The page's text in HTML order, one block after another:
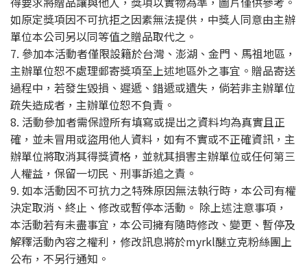
如原定獎項因不可抗拒之因素無法提供，中獎人同意由主辦
單位本公司另以同等值之贈品取代之。
7. 參加本活動者僅限設籍於台灣、澎湖、金門、馬祖地區，
主辦單位恕不處理郵寄獎項至上述地區外之事宜。贈品寄送
過程中，若發生毀損、遲遞、錯遞或遺失，倘若非主辦單位
疏失造成者，主辦單位恕不負責。
8. 活動參加者需保證所有填寫或提出之資料均為真實且正
確，並未冒用或盜用他人資料，如有不實或不正確資訊，主
辦單位將取消其得獎資格，並就其損害主辦單位或任何第三
人權益，保留一切民、刑事訴追之責。
9. 如本活動因不可抗力之特殊原因無法執行時，本公司有權
決定取消、終止、修改或暫停本活動。 除上述注意事項，
本活動若有未盡事宜，本公司擁有隨時修改、變更、暫停及
解釋活動內容之權利，修改訊息將於myrkl醚立克粉絲團上
公布，不另行通知。